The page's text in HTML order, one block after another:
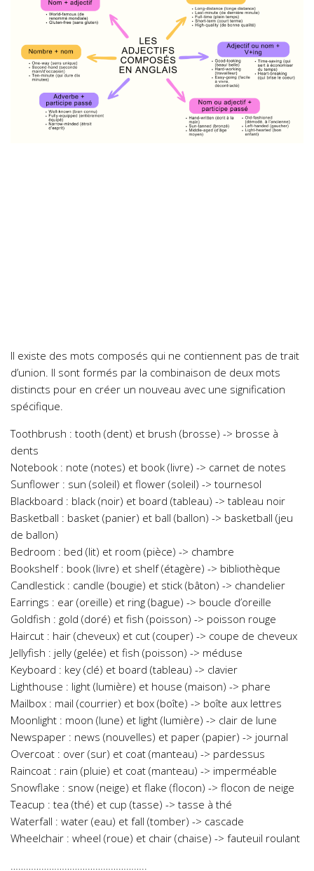
Il existe des mots composés qui ne contiennent pas de trait
d’union. Il sont formés par la combinaison de deux mots
distincts pour en créer un nouveau avec une signification
spécifique.
Toothbrush : tooth (dent) et brush (brosse) -> brosse à
dents
Notebook : note (notes) et book (livre) -> carnet de notes
Sunflower : sun (soleil) et flower (soleil) -> tournesol
Blackboard : black (noir) et board (tableau) -> tableau noir
Basketball : basket (panier) et ball (ballon) -> basketball (jeu
de ballon)
Bedroom : bed (lit) et room (pièce) -> chambre
Bookshelf : book (livre) et shelf (étagère) -> bibliothèque
Candlestick : candle (bougie) et stick (bâton) -> chandelier
Earrings : ear (oreille) et ring (bague) -> boucle d’oreille
Goldfish : gold (doré) et fish (poisson) -> poisson rouge
Haircut : hair (cheveux) et cut (couper) -> coupe de cheveux
Jellyfish : jelly (gelée) et fish (poisson) -> méduse
Keyboard : key (clé) et board (tableau) -> clavier
Lighthouse : light (lumière) et house (maison) -> phare
Mailbox : mail (courrier) et box (boîte) -> boîte aux lettres
Moonlight : moon (lune) et light (lumière) -> clair de lune
Newspaper : news (nouvelles) et paper (papier) -> journal
Overcoat : over (sur) et coat (manteau) -> pardessus
Raincoat : rain (pluie) et coat (manteau) -> imperméable
Snowflake : snow (neige) et flake (flocon) -> flocon de neige
Teacup : tea (thé) et cup (tasse) -> tasse à thé
Waterfall : water (eau) et fall (tomber) -> cascade
Wheelchair : wheel (roue) et chair (chaise) -> fauteuil roulant
……………………………………………..